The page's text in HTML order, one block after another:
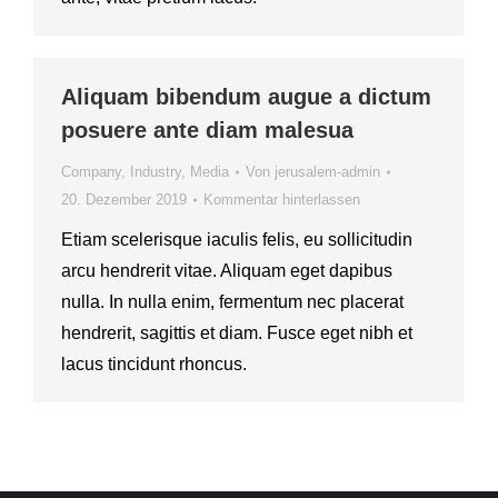
Aliquam bibendum augue a dictum
posuere ante diam malesua
Company, Industry, Media Von jerusalem-admin
20. Dezember 2019
Kommentar hinterlassen
Etiam scelerisque iaculis felis, eu sollicitudin
arcu hendrerit vitae. Aliquam eget dapibus
nulla. In nulla enim, fermentum nec placerat
hendrerit, sagittis et diam. Fusce eget nibh et
lacus tincidunt rhoncus.